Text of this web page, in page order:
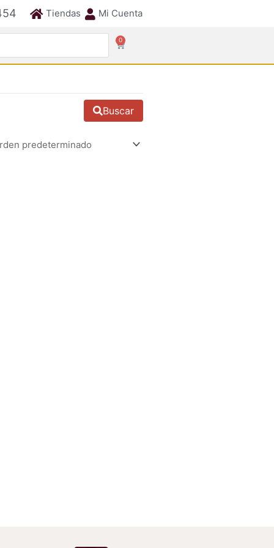
Tiendas Mi Cuenta
0
Cart
Buscar